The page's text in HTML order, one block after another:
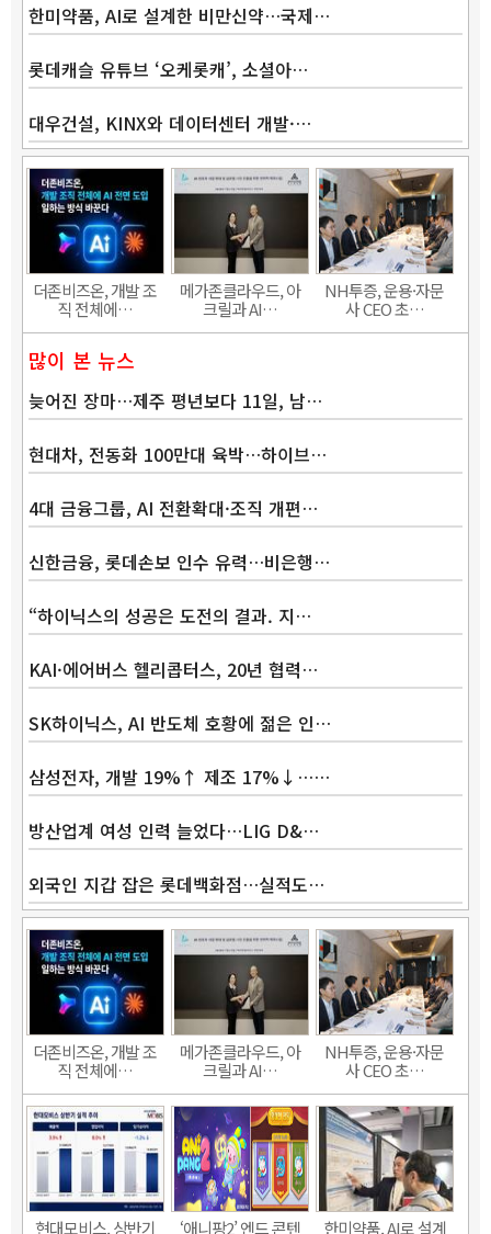
한미약품, AI로 설계한 비만신약…국제…
롯데캐슬 유튜브 ‘오케롯캐’, 소셜아…
대우건설, KINX와 데이터센터 개발·…
더존비즈온, 개발 조
직 전체에…
메가존클라우드, 아
크릴과 AI…
NH투증, 운용·자문
사 CEO 초…
많이 본 뉴스
늦어진 장마…제주 평년보다 11일, 남…
현대차, 전동화 100만대 육박…하이브…
4대 금융그룹, AI 전환확대·조직 개편…
신한금융, 롯데손보 인수 유력…비은행…
“하이닉스의 성공은 도전의 결과. 지…
KAI·에어버스 헬리콥터스, 20년 협력…
SK하이닉스, AI 반도체 호황에 젊은 인…
삼성전자, 개발 19%↑ 제조 17%↓……
방산업계 여성 인력 늘었다…LIG D&…
외국인 지갑 잡은 롯데백화점…실적도…
더존비즈온, 개발 조
직 전체에…
메가존클라우드, 아
크릴과 AI…
NH투증, 운용·자문
사 CEO 초…
현대모비스, 상반기 ‘애니팡2’ 엔드 콘텐 한미약품, AI로 설계